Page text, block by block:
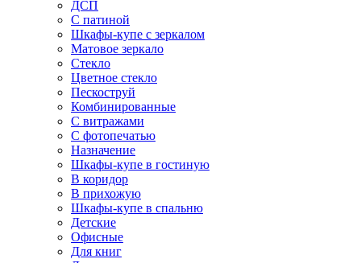
ДСП
С патиной
Шкафы-купе с зеркалом
Матовое зеркало
Стекло
Цветное стекло
Пескоструй
Комбинированные
С витражами
С фотопечатью
Назначение
Шкафы-купе в гостиную
В коридор
В прихожую
Шкафы-купе в спальню
Детские
Офисные
Для книг